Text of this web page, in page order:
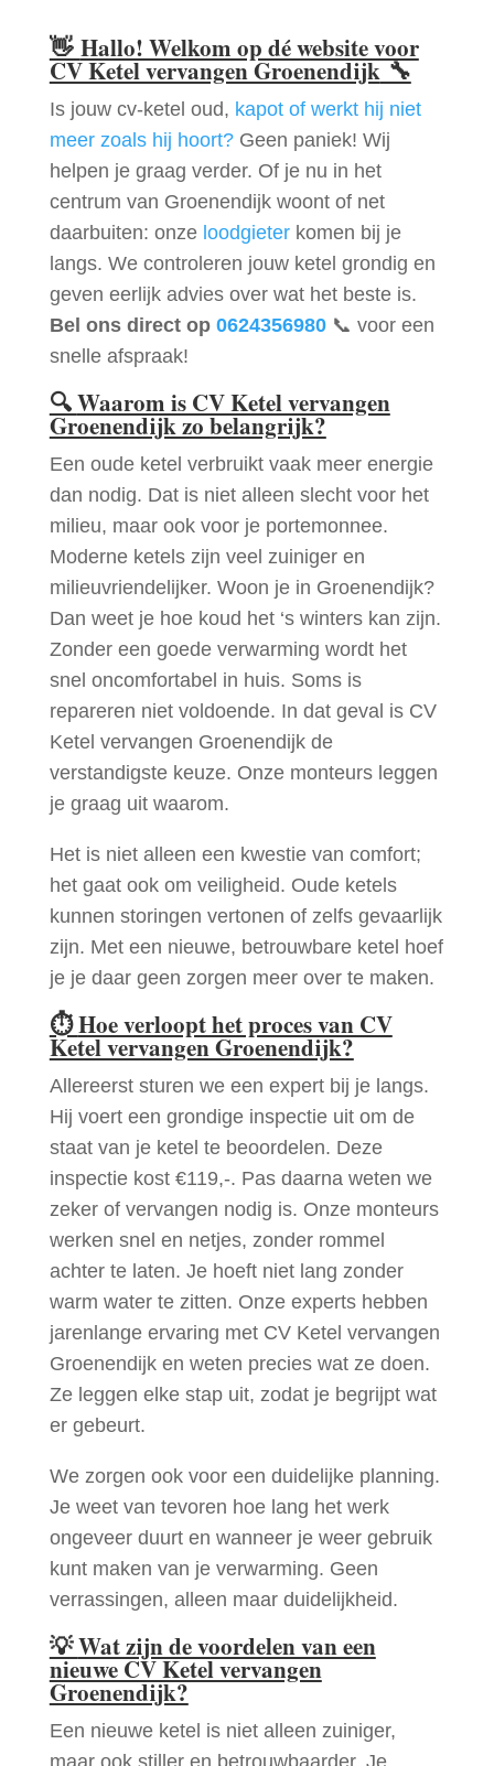
👋 Hallo! Welkom op dé website voor
CV Ketel vervangen Groenendijk🔧
Is jouw cv-ketel oud, kapot of werkt hij niet
meer zoals hij hoort?Geen paniek! Wij
helpen je graag verder. Of je nu in het
centrum van Groenendijk woont of net
daarbuiten: onze loodgieterkomen bij je
langs. We controleren jouw ketel grondig en
geven eerlijk advies over wat het beste is.
Bel ons direct op 0624356980📞 voor een
snelle afspraak!
🔍Waarom is CV Ketel vervangen
Groenendijk zo belangrijk?
Een oude ketel verbruikt vaak meer energie
dan nodig. Dat is niet alleen slecht voor het
milieu, maar ook voor je portemonnee.
Moderne ketels zijn veel zuiniger en
milieuvriendelijker. Woon je in Groenendijk?
Dan weet je hoe koud het ‘s winters kan zijn.
Zonder een goede verwarming wordt het
snel oncomfortabel in huis. Soms is
repareren niet voldoende. In dat geval is CV
Ketel vervangen Groenendijk de
verstandigste keuze. Onze monteurs leggen
je graag uit waarom.
Het is niet alleen een kwestie van comfort;
het gaat ook om veiligheid. Oude ketels
kunnen storingen vertonen of zelfs gevaarlijk
zijn. Met een nieuwe, betrouwbare ketel hoef
je je daar geen zorgen meer over te maken.
⏱Hoe verloopt het proces van CV
Ketel vervangen Groenendijk?
Allereerst sturen we een expert bij je langs.
Hij voert een grondige inspectie uit om de
staat van je ketel te beoordelen. Deze
inspectie kost €119,-. Pas daarna weten we
zeker of vervangen nodig is. Onze monteurs
werken snel en netjes, zonder rommel
achter te laten. Je hoeft niet lang zonder
warm water te zitten. Onze experts hebben
jarenlange ervaring met CV Ketel vervangen
Groenendijk en weten precies wat ze doen.
Ze leggen elke stap uit, zodat je begrijpt wat
er gebeurt.
We zorgen ook voor een duidelijke planning.
Je weet van tevoren hoe lang het werk
ongeveer duurt en wanneer je weer gebruik
kunt maken van je verwarming. Geen
verrassingen, alleen maar duidelijkheid.
💡Wat zijn de voordelen van een
nieuwe CV Ketel vervangen
Groenendijk?
Een nieuwe ketel is niet alleen zuiniger,
maar ook stiller en betrouwbaarder. Je